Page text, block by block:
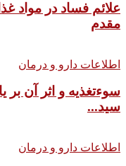
علائم فساد در مواد
مقدم
اطلاعات دارو و درمان
سوءتغذیه و اثر آن بر
سید...
اطلاعات دارو و درمان